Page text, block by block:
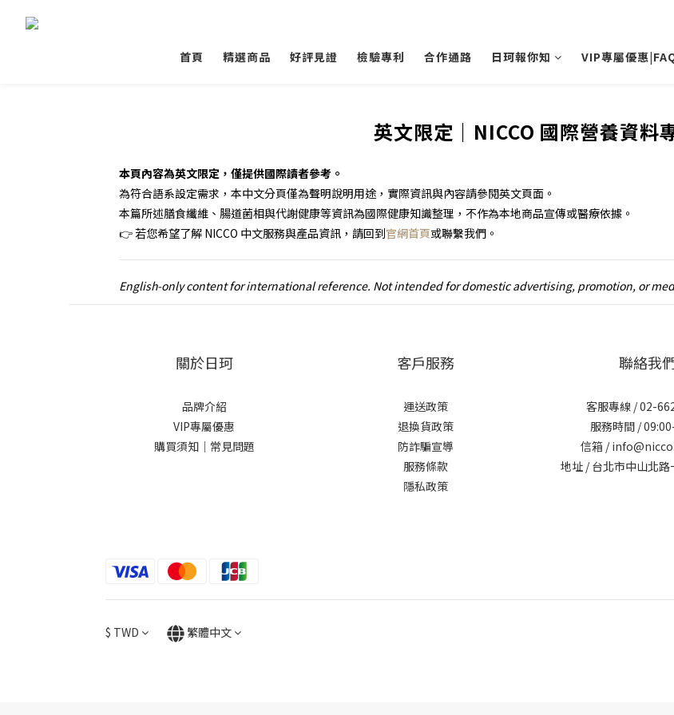
首頁 精選商品 好評見證 檢驗專利 合作通路 日珂報你知 VIP專屬優惠
英文限定｜NICCO 國際營養資料
本頁內容為英文限定，僅提供國際讀者參考。
為符合語系設定需求，本中文分頁僅為聲明說明用途，實際資訊與內容請參閱英文頁面。
本篇所述膳食纖維、腸道菌相與代謝健康等資訊為國際健康知識整理，不作為本地商品宣傳或醫療依據。
👉 若您希望了解 NICCO 中文服務與產品資訊，請回到官網首頁或聯繫我們。
English-only content for international reference. Not intended for domestic advertising, promotion, or
關於日珂
品牌介紹
VIP專屬優惠
購買須知｜常見問題
客戶服務
運送政策
退換貨政策
防詐騙宣導
服務條款
隱私政策
聯絡我
客服專線 /02-
服務時間 /
信箱 /
地址 /台北市中山北
$ TWD 繁體中文